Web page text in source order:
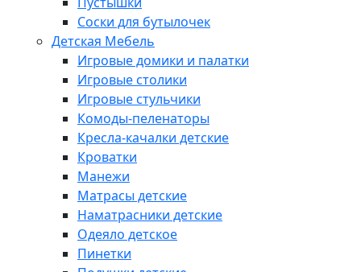
Соски для бутылочек
Детская Мебель
Игровые домики и палатки
Игровые столики
Игровые стульчики
Комоды-пеленаторы
Кресла-качалки детские
Кроватки
Манежи
Матрасы детские
Наматрасники детские
Одеяло детское
Пинетки